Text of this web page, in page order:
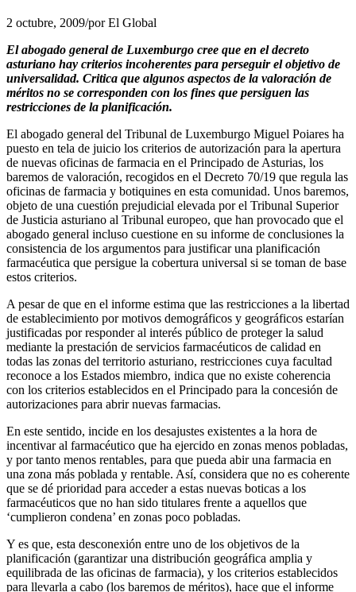
2 octubre, 2009/porEl Global
El abogado general de Luxemburgo cree que en el decreto
asturiano hay criterios incoherentes para perseguir el objetivo de
universalidad. Critica que algunos aspectos de la valoración de
méritos no se corresponden con los fines que persiguen las
restricciones de la planificación.
El abogado general del Tribunal de Luxemburgo Miguel Poiares ha
puesto en tela de juicio los criterios de autorización para la apertura
de nuevas oficinas de farmacia en el Principado de Asturias, los
baremos de valoración, recogidos en el Decreto 70/19 que regula las
oficinas de farmacia y botiquines en esta comunidad. Unos baremos,
objeto de una cuestión prejudicial elevada por el Tribunal Superior
de Justicia asturiano al Tribunal europeo, que han provocado que el
abogado general incluso cuestione en su informe de conclusiones la
consistencia de los argumentos para justificar una planificación
farmacéutica que persigue la cobertura universal si se toman de base
estos criterios.
A pesar de que en el informe estima que las restricciones a la libertad
de establecimiento por motivos demográficos y geográficos estarían
justificadas por responder al interés público de proteger la salud
mediante la prestación de servicios farmacéuticos de calidad en
todas las zonas del territorio asturiano, restricciones cuya facultad
reconoce a los Estados miembro, indica que no existe coherencia
con los criterios establecidos en el Principado para la concesión de
autorizaciones para abrir nuevas farmacias.
En este sentido, incide en los desajustes existentes a la hora de
incentivar al farmacéutico que ha ejercido en zonas menos pobladas,
y por tanto menos rentables, para que pueda abir una farmacia en
una zona más poblada y rentable. Así, considera que no es coherente
que se dé prioridad para acceder a estas nuevas boticas a los
farmacéuticos que no han sido titulares frente a aquellos que
‘cumplieron condena’ en zonas poco pobladas.
Y es que, esta desconexión entre uno de los objetivos de la
planificación (garantizar una distribución geográfica amplia y
equilibrada de las oficinas de farmacia), y los criterios establecidos
para llevarla a cabo (los baremos de méritos), hace que el informe